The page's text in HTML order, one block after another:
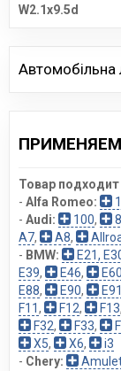
W2.1x9.5d
Автомобiльна
Товар
- Alfa Romeo:
- Audi: 100,
A7, A8,
- BMW: E21,
E39, E46, E60
E88, E90, E91
F11, F12, F13,
F32, F33,
X5, X6,
i3
- Chery: